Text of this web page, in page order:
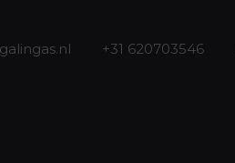
+31 620703546